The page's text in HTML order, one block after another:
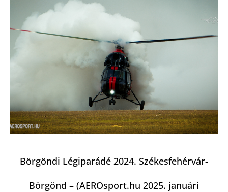
Börgöndi Légiparádé 2024. Székesfehérvár-
Börgönd – (AEROsport.hu 2025. januári